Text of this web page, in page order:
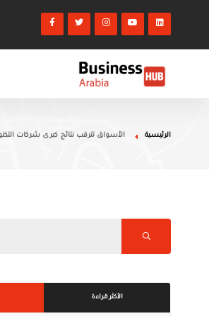
الرئيسية الأسواق تترقب نتائج كبرى شركات
الأكثر قراءة